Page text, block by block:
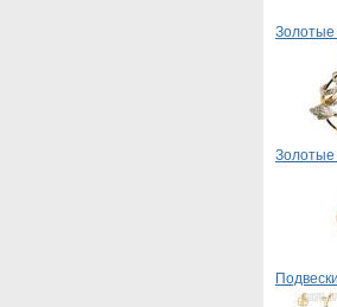
Золотые
Золотые